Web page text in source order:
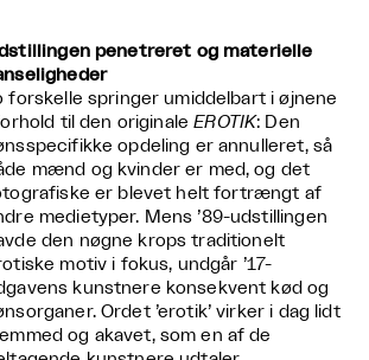
penetreret og materielle
forskelle springer umiddelbart i øjnene
til den originaleEROTIK: Den
opdeling er annulleret, så
mænd og kvinder er med, og det
er blevet helt fortrængt af
medietyper. Mens ’89-udstillingen
den nøgne krops traditionelt
motiv i fokus, undgår ’17-
kunstnere konsekvent kød og
Ordet ’erotik’ virker i dag lidt
og akavet, som en af de